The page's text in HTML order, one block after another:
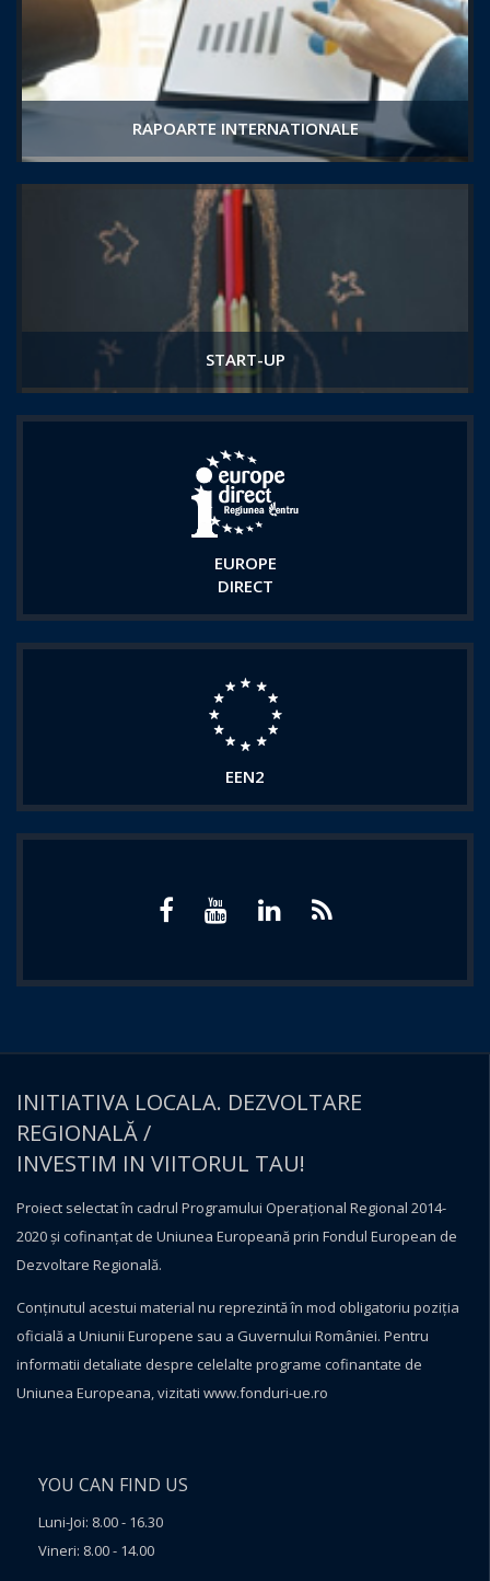
RAPOARTE INTERNATIONALE
START-UP
EUROPE
DIRECT
EEN2
INITIATIVA LOCALA. DEZVOLTARE
REGIONALĂ /
INVESTIM IN VIITORUL TAU!
Proiect selectat în cadrul Programului Operațional Regional 2014-
2020 și cofinanțat de Uniunea Europeană prin Fondul European de
Dezvoltare Regională.
Conţinutul acestui material nu reprezintă în mod obligatoriu poziţia
oficială a Uniunii Europene sau a Guvernului României. Pentru
informatii detaliate despre celelalte programe cofinantate de
Uniunea Europeana, vizitati www.fonduri-ue.ro
YOU CAN FIND US
Luni-Joi: 8.00 - 16.30
Vineri: 8.00 - 14.00